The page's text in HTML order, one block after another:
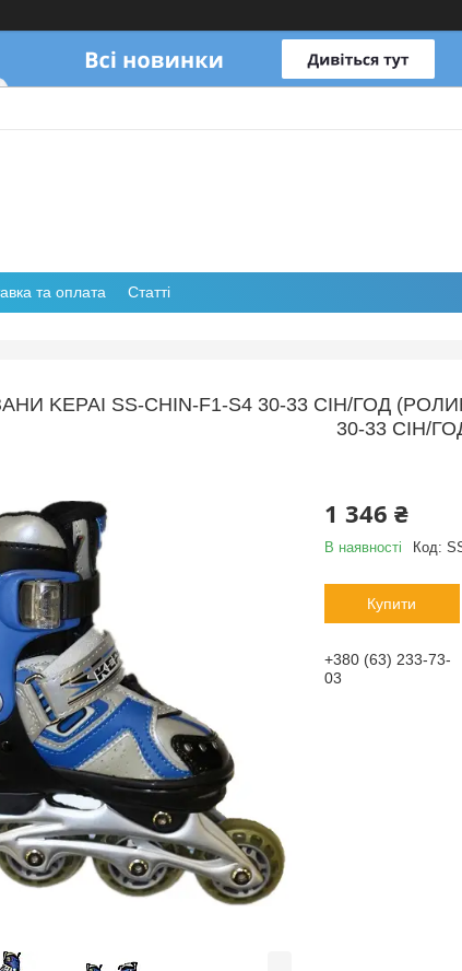
та оплата Статті
KEPAI SS-CHIN-F1-S4 30-33 СІН/ГОД
30-33 СІН/
1 346 ₴
В наявності Код:
Купити
+380 (63) 233-73-
03